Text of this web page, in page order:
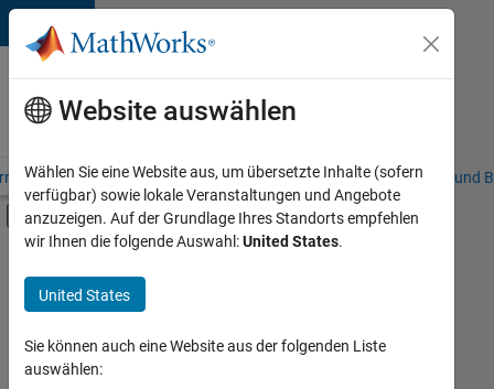
Weiter zum Inhalt
Karriere
bei
MathWorks
– Übersicht Stellensuche Niederlassungen Studierende und
Umschaltung für Off-Canvas-
Hauptinhalt
Information Technology
Customer Support
Marketing Communications
Marketing Services
+5
Website auswählen
Wählen Sie eine Website aus, um übersetzte Inhalte (sofern
verfügbar) sowie lokale Veranstaltungen und Angebote
anzuzeigen. Auf der Grundlage Ihres Standorts empfehlen
wir Ihnen die folgende Auswahl:United States.
United States
Sie können auch eine Website aus der folgenden Liste
auswählen: